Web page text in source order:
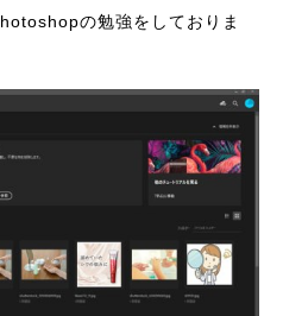
の勉強をしておりま